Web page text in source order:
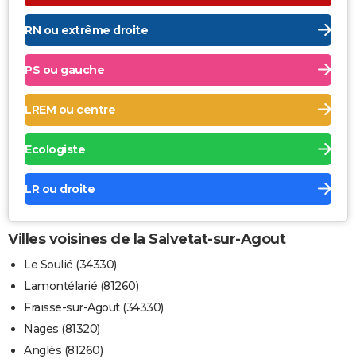
RN ou extrême droite
PS ou gauche
LREM ou centre
Ecologiste
LR ou droite
Villes voisines de la Salvetat-sur-Agout
Le Soulié (34330)
Lamontélarié (81260)
Fraisse-sur-Agout (34330)
Nages (81320)
Anglès (81260)